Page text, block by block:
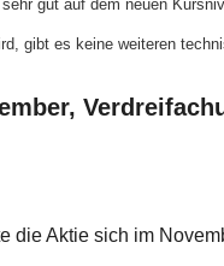
gut auf dem neuen
gibt es keine weiteren
die Aktie sich im